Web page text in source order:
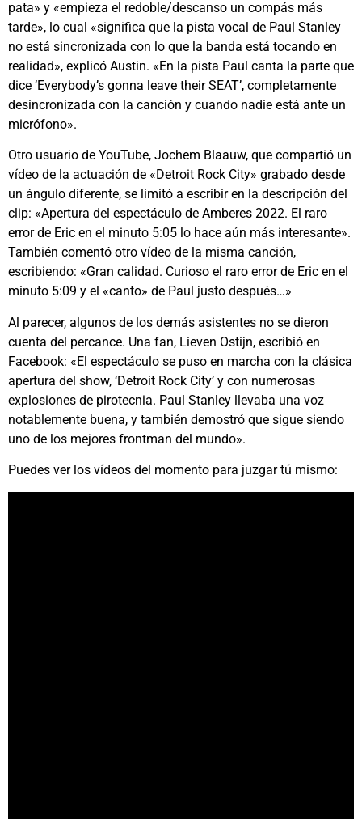
pata» y «empieza el redoble/descanso un compás más
tarde», lo cual «significa que la pista vocal de Paul Stanley
no está sincronizada con lo que la banda está tocando en
realidad», explicó Austin. «En la pista Paul canta la parte que
dice ‘Everybody’s gonna leave their SEAT’, completamente
desincronizada con la canción y cuando nadie está ante un
micrófono».
Otro usuario de YouTube, Jochem Blaauw, que compartió un
vídeo de la actuación de «Detroit Rock City» grabado desde
un ángulo diferente, se limitó a escribir en la descripción del
clip: «Apertura del espectáculo de Amberes 2022. El raro
error de Eric en el minuto 5:05 lo hace aún más interesante».
También comentó otro vídeo de la misma canción,
escribiendo: «Gran calidad. Curioso el raro error de Eric en el
minuto 5:09 y el «canto» de Paul justo después…»
Al parecer, algunos de los demás asistentes no se dieron
cuenta del percance. Una fan, Lieven Ostijn, escribió en
Facebook: «El espectáculo se puso en marcha con la clásica
apertura del show, ‘Detroit Rock City’ y con numerosas
explosiones de pirotecnia. Paul Stanley llevaba una voz
notablemente buena, y también demostró que sigue siendo
uno de los mejores frontman del mundo».
Puedes ver los vídeos del momento para juzgar tú mismo: